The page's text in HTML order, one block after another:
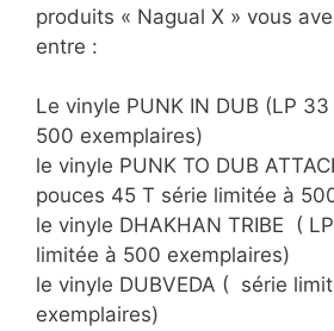
produits « Nagual X » vous
entre :
Le vinyle PUNK IN DUB (LP
500 exemplaires)
le vinyle PUNK TO DUB
pouces 45 T série limitée à
le vinyle DHAKHAN TRIBE (
limitée à 500 exemplaires)
le vinyle DUBVEDA ( série
exemplaires)